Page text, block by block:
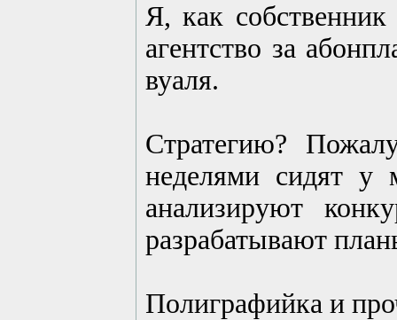
Я, как собственник
агентство за
вуаля.
Стратегию?
неделями сидят у
анализируют
разрабатывают
Полиграфийка и